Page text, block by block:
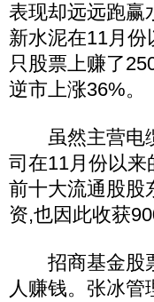
表现却远远跑赢
新水泥在11月
只股票上赚了
逆市上涨36%。
虽然主营电缆
司在11月份以
前十大流通股股
资,也因此收获
招商基金股票
人赚钱。张冰